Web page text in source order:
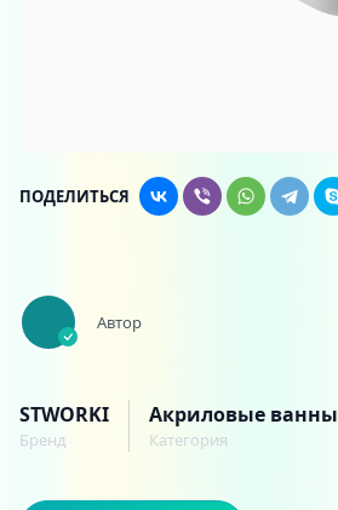
ПОДЕЛИТЬСЯ
Автор
STWORKI
Бренд
Акриловые ванны
Категория